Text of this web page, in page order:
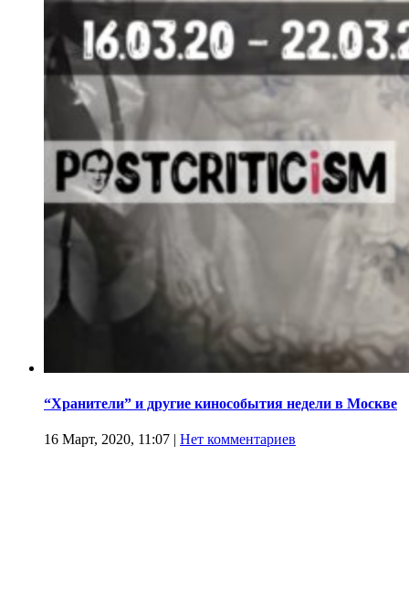
“Хранители” и другие кинособытия недели в Москве
16 Март, 2020, 11:07 | Нет комментариев